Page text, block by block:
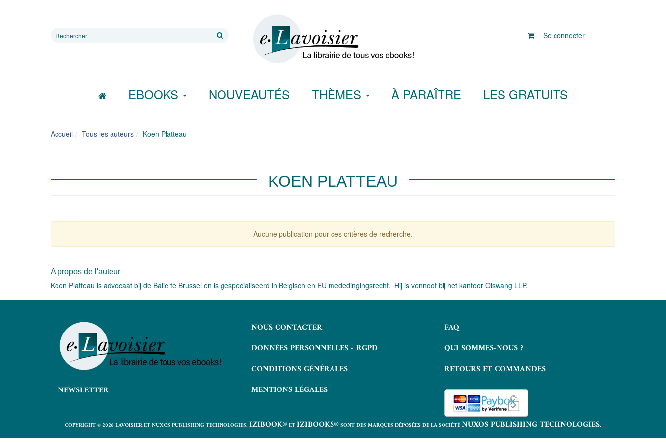
Rechercher
Se connecter
EBOOKS NOUVEAUTÉS THÈMES À PARAÎTRE LES GRATUITS
Accueil Tous les auteurs Koen Platteau
KOEN PLATTEAU
Aucune publication pour ces critères de recherche.
A propos de l'auteur
Koen Platteau is advocaat bij de Balie te Brussel en is gespecialiseerd in Belgisch en EU mededingingsrecht. Hij is vennoot bij het kantoor Olswang LLP.
NEWSLETTER
NOUS CONTACTER
DONNÉES PERSONNELLES - RGPD
CONDITIONS GÉNÉRALES
MENTIONS LÉGALES
FAQ
QUI SOMMES-NOUS ?
RETOURS ET COMMANDES
COPYRIGHT © 2026 LAVOISIER ET NUXOS PUBLISHING TECHNOLOGIES. IZIBOOK®ETIZIBOOKS®SONT DES MARQUES DÉPOSÉES DE LA SOCIÉTÉNUXOS PUBLISHING TECHNOLOGIES.